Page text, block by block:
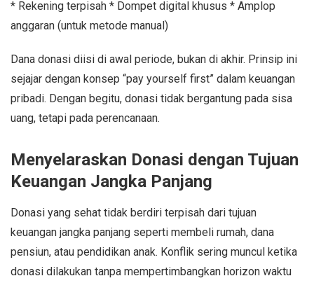
* Rekening terpisah * Dompet digital khusus * Amplop
anggaran (untuk metode manual)
Dana donasi diisi di awal periode, bukan di akhir. Prinsip ini
sejajar dengan konsep “pay yourself first” dalam keuangan
pribadi. Dengan begitu, donasi tidak bergantung pada sisa
uang, tetapi pada perencanaan.
Menyelaraskan Donasi dengan Tujuan
Keuangan Jangka Panjang
Donasi yang sehat tidak berdiri terpisah dari tujuan
keuangan jangka panjang seperti membeli rumah, dana
pensiun, atau pendidikan anak. Konflik sering muncul ketika
donasi dilakukan tanpa mempertimbangkan horizon waktu